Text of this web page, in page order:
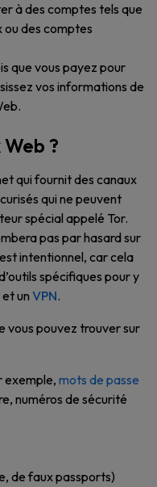
à des comptes tels que
ou des comptes
que vous payez pour
vos informations de
?
qui fournit des canaux
qui ne peuvent
spécial appelé Tor.
pas par hasard sur
intentionnel, car cela
spécifiques pour y
un VPN.
vous pouvez trouver sur
exemple, mots de passe
numéros de sécurité
de faux passports)